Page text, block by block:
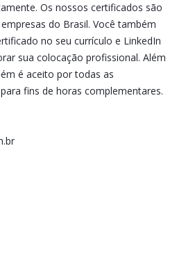
Os nossos certificados são
do Brasil. Você também
no seu currículo e LinkedIn
sua colocação profissional. Além
é aceito por todas as
fins de horas complementares.